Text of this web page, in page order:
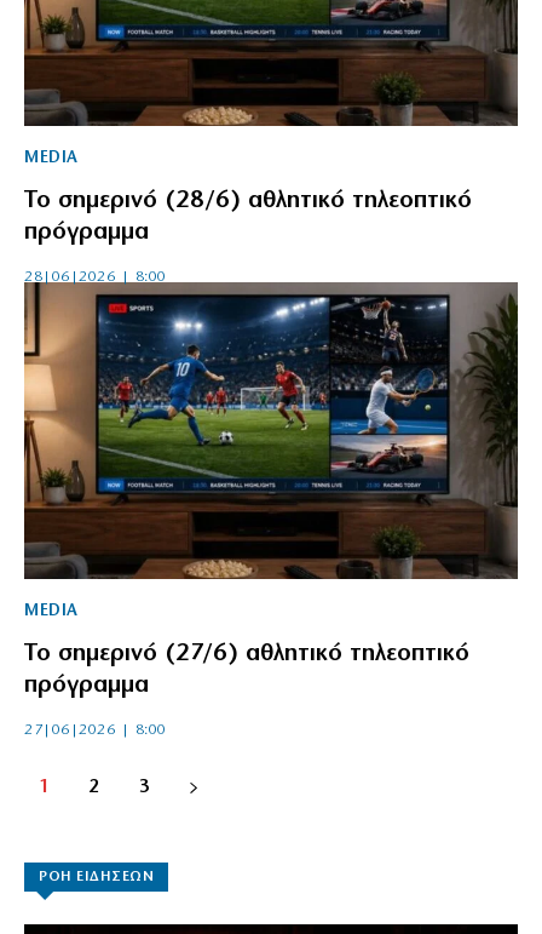
MEDIA
Το σημερινό (28/6) αθλητικό τηλεοπτικό
πρόγραμμα
28|06|2026 | 8:00
MEDIA
Το σημερινό (27/6) αθλητικό τηλεοπτικό
πρόγραμμα
27|06|2026 | 8:00
1 2 3
ΡΟΗ ΕΙΔΗΣΕΩΝ